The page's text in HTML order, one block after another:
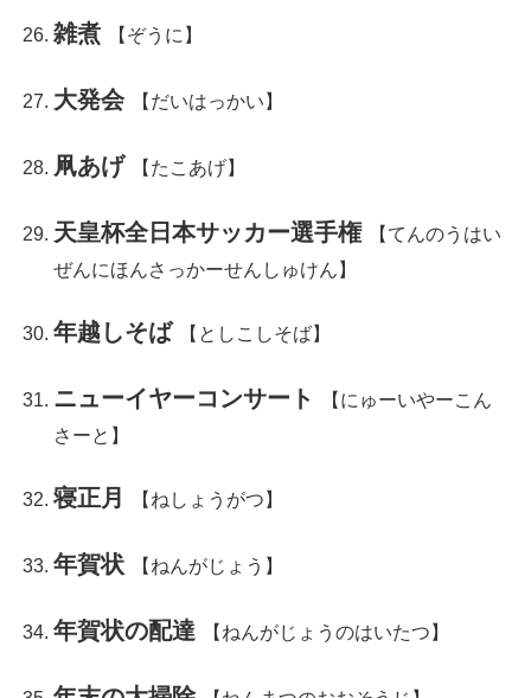
雑煮 【ぞうに】
大発会 【だいはっかい】
凧あげ 【たこあげ】
天皇杯全日本サッカー選手権
【てんのうはい
ぜんにほんさっかーせんしゅけん】
年越しそば 【としこしそば】
ニューイヤーコンサート
【にゅーいやーこん
さーと】
寝正月 【ねしょうがつ】
年賀状 【ねんがじょう】
年賀状の配達 【ねんがじょうのはいたつ】